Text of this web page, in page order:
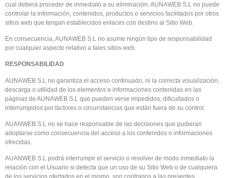
cual deberá proceder de inmediato a su eliminación. AUNAWEB S.L no puede
controlar la información, contenidos, productos o servicios facilitados por otros
sitios web que tengan establecidos enlaces con destino al Sitio Web.
En consecuencia, AUNAWEB S.L no asume ningún tipo de responsabilidad
por cualquier aspecto relativo a tales sitios web.
RESPONSABILIDAD
AUNAWEB S.L no garantiza el acceso continuado, ni la correcta visualización,
descarga o utilidad de los elementos e informaciones contenidas en las
páginas de AUNAWEB S.L que pueden verse impedidos, dificultados o
interrumpidos por factores o circunstancias que están fuera de su control.
AUANWEB S.L no se hace responsable de las decisiones que pudieran
adoptarse como consecuencia del acceso a los contenidos o informaciones
ofrecidas.
AUANWEB S.L podrá interrumpir el servicio o resolver de modo inmediato la
relación con el Usuario si detecta que un uso de su Sitio Web o de cualquiera